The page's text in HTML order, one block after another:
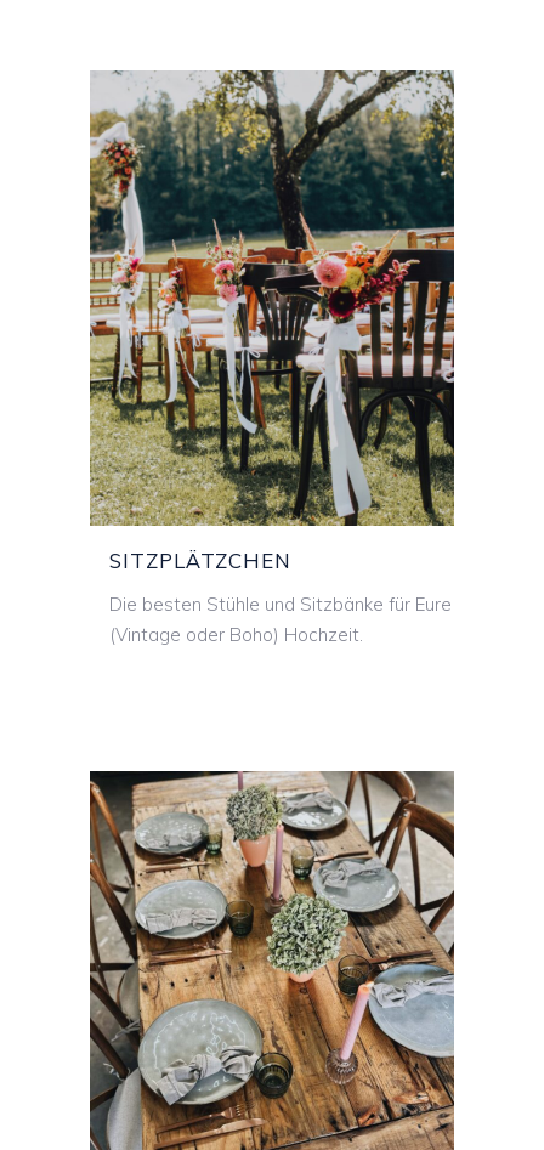
SITZPLÄTZCHEN
SITZPLÄTZCHEN
Die besten Stühle und Sitzbänke für Eure
(Vintage oder Boho) Hochzeit.
HOLZTISCHE